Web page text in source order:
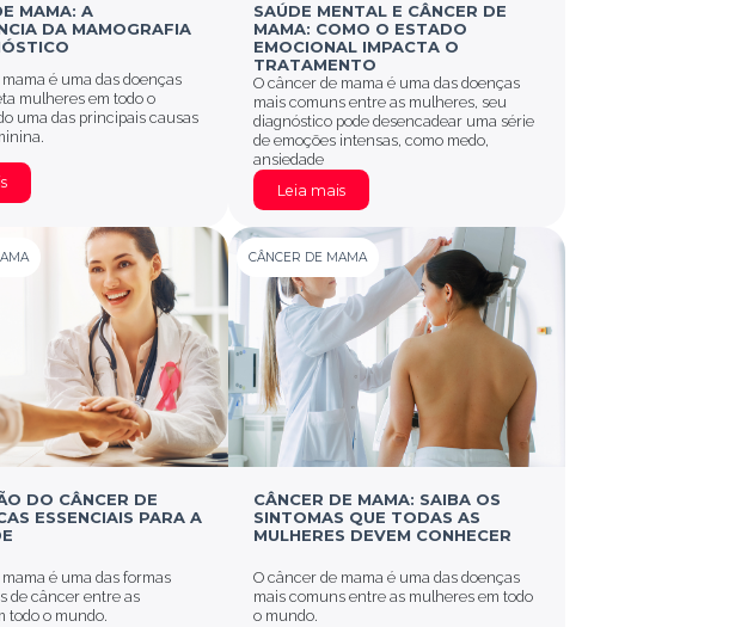
MAMA: A
DA MAMOGRAFIA
é uma das doenças
mulheres em todo o
uma das principais causas
SAÚDE MENTAL E CÂNCER DE
MAMA: COMO O ESTADO
EMOCIONAL IMPACTA O
TRATAMENTO
O câncer de mama é uma das doenças
mais comuns entre as mulheres, seu
diagnóstico pode desencadear uma série
de emoções intensas, como medo,
ansiedade
Leia mais
DO CÂNCER DE
ESSENCIAIS PARA A
é uma das formas
de câncer entre as
todo o mundo.
CÂNCER DE MAMA
CÂNCER DE MAMA: SAIBA OS
SINTOMAS QUE TODAS AS
MULHERES DEVEM CONHECER
O câncer de mama é uma das doenças
mais comuns entre as mulheres em todo
o mundo.